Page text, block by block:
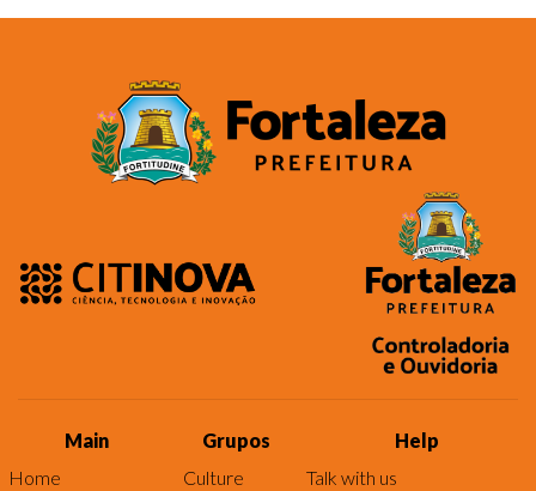
Main
Home
Grupos
Culture
Help
Talk with us